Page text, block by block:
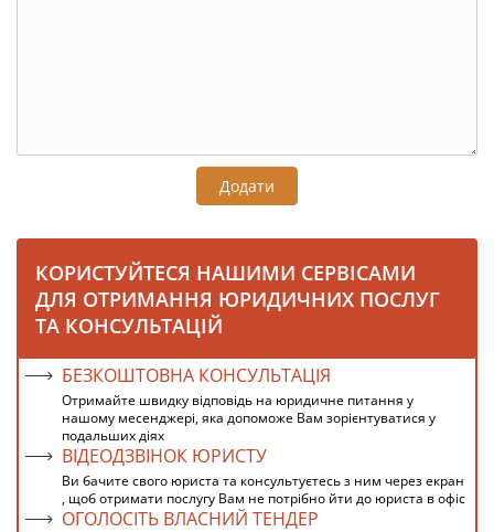
Додати
КОРИСТУЙТЕСЯ НАШИМИ СЕРВІСАМИ
ДЛЯ ОТРИМАННЯ ЮРИДИЧНИХ ПОСЛУГ
ТА КОНСУЛЬТАЦІЙ
БЕЗКОШТОВНА КОНСУЛЬТАЦІЯ
Отримайте швидку відповідь на юридичне питання у
нашому месенджері, яка допоможе Вам зорієнтуватися у
подальших діях
ВІДЕОДЗВІНОК ЮРИСТУ
Ви бачите свого юриста та консультуєтесь з ним через екран
, щоб отримати послугу Вам не потрібно йти до юриста в офіс
ОГОЛОСІТЬ ВЛАСНИЙ ТЕНДЕР